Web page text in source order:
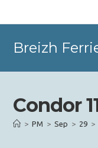
Breizh
Condor
> PM > Sep > 29 >